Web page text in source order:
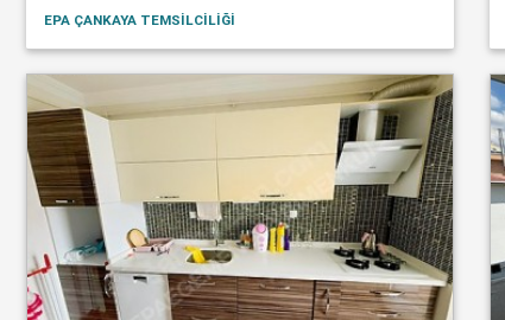
EPA ÇANKAYA TEMSİLCİLİĞİ